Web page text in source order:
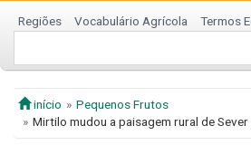
Regiões Vocabulário Agrícola Termos
início
Pequenos Frutos
Mirtilo mudou a paisagem rural de